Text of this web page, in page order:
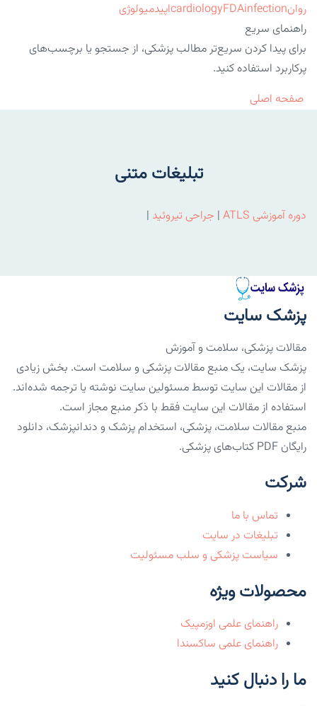
روان
cardiologyFDAinfection
اپیدمیولوژی
راهنمای سریع
برای پیدا کردن سریع‌تر مطالب پزشکی، از جستجو یا برچسب‌های
پرکاربرد استفاده کنید.
صفحه اصلی
تبلیغات متنی
دوره آموزشی ATLS | جراحی تیروئید |
پزشک سایت
مقالات پزشکی، سلامت و آموزش
پزشک سایت، یک منبع مقالات پزشکی و سلامت است. بخش زیادی
از مقالات این سایت توسط مسئولین سایت نوشته یا ترجمه شده‌اند.
استفاده از مقالات این سایت فقط با ذکر منبع مجاز است.
منبع مقالات سلامت، پزشکی، استخدام پزشک و دندانپزشک، دانلود
رایگان PDF کتاب‌های پزشکی.
شرکت
تماس با ما
تبلیغات در سایت
سیاست پزشکی و سلب مسئولیت
محصولات ویژه
راهنمای علمی اوزمپیک
راهنمای علمی ساکسندا
ما را دنبال کنید